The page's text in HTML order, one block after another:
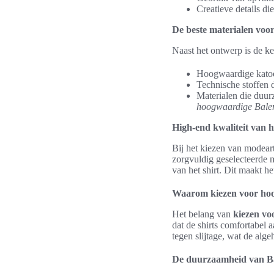
Creatieve details
De beste materialen
Naast het ontwerp is de
Hoogwaardige
Technische stoffen
Materialen die
hoogwaardige
High-end kwaliteit van
Bij het kiezen van
zorgvuldig geselecteerde
van het shirt. Dit maakt
Waarom kiezen voor
Het belang van kiezen
dat de shirts comfortabel
tegen slijtage, wat de
De duurzaamheid van